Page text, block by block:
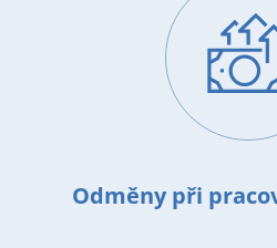
Odměny při